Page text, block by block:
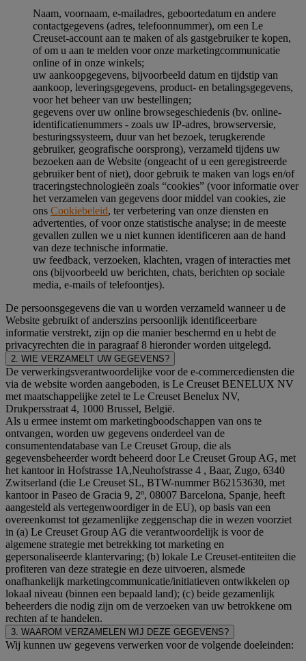
Naam, voornaam, e-mailadres, geboortedatum en andere
contactgegevens (adres, telefoonnummer), om een Le
Creuset-account aan te maken of als gastgebruiker te kopen,
of om u aan te melden voor onze marketingcommunicatie
online of in onze winkels;
uw aankoopgegevens, bijvoorbeeld datum en tijdstip van
aankoop, leveringsgegevens, product- en betalingsgegevens,
voor het beheer van uw bestellingen;
gegevens over uw online browsegeschiedenis (bv. online-
identificatienummers - zoals uw IP-adres, browserversie,
besturingssysteem, duur van het bezoek, terugkerende
gebruiker, geografische oorsprong), verzameld tijdens uw
bezoeken aan de Website (ongeacht of u een geregistreerde
gebruiker bent of niet), door gebruik te maken van logs en/of
traceringstechnologieën zoals “cookies” (voor informatie over
het verzamelen van gegevens door middel van cookies, zie
ons Cookiebeleid, ter verbetering van onze diensten en
advertenties, of voor onze statistische analyse; in de meeste
gevallen zullen we u niet kunnen identificeren aan de hand
van deze technische informatie.
uw feedback, verzoeken, klachten, vragen of interacties met
ons (bijvoorbeeld uw berichten, chats, berichten op sociale
media, e-mails of telefoontjes).
De persoonsgegevens die van u worden verzameld wanneer u de
Website gebruikt of anderszins persoonlijk identificeerbare
informatie verstrekt, zijn op die manier beschermd en u hebt de
privacyrechten die in paragraaf 8 hieronder worden uitgelegd.
2. WIE VERZAMELT UW GEGEVENS?
De verwerkingsverantwoordelijke voor de e-commercediensten die
via de website worden aangeboden, is Le Creuset BENELUX NV
met maatschappelijke zetel te Le Creuset Benelux NV,
Drukpersstraat 4, 1000 Brussel, België.
Als u ermee instemt om marketingboodschappen van ons te
ontvangen, worden uw gegevens onderdeel van de
consumentendatabase van Le Creuset Group, die als
gegevensbeheerder wordt beheerd door Le Creuset Group AG, met
het kantoor in Hofstrasse 1A,Neuhofstrasse 4 , Baar, Zugo, 6340
Zwitserland (die Le Creuset SL, BTW-nummer B62153630, met
kantoor in Paseo de Gracia 9, 2º, 08007 Barcelona, Spanje, heeft
aangesteld als vertegenwoordiger in de EU), op basis van een
overeenkomst tot gezamenlijke zeggenschap die in wezen voorziet
in (a) Le Creuset Group AG die verantwoordelijk is voor de
algemene strategie met betrekking tot marketing en
gepersonaliseerde klantervaring; (b) lokale Le Creuset-entiteiten die
profiteren van deze strategie en deze uitvoeren, alsmede
onafhankelijk marketingcommunicatie/initiatieven ontwikkelen op
lokaal niveau (binnen een bepaald land); (c) beide gezamenlijk
beheerders die nodig zijn om de verzoeken van uw betrokkene om
rechten af te handelen.
3. WAAROM VERZAMELEN WIJ DEZE GEGEVENS?
Wij kunnen uw gegevens verwerken voor de volgende doeleinden: